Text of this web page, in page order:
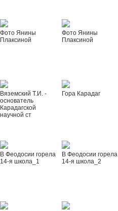
Фото Янины
Плаксиной
Фото Янины
Плаксиной
Вяземский Т.И. -
основатель
Карадагской
научной ст
Гора Карадаг
В Феодосии горела
14-я школа_1
В Феодосии горела
14-я школа_2